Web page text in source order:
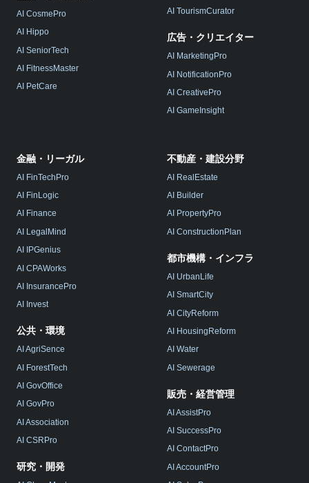
AI CosmePro
AI Hippo
AI SeniorTech
AI FitnessMaster
AI PetCare
AI TourismCurator
広告・クリエイター
AI MarketingPro
AI NotificationPro
AI CreativePro
AI GameInsight
金融・リーガル
AI FinTechPro
AI FinLogic
AI Finance
AI LegalMind
AI IPGenius
AI CPAWorks
AI InsurancePro
AI Invest
公共・環境
AI AgriSence
AI ForestTech
AI GovOffice
AI GovPro
AI Association
AI CSRPro
研究・開発
不動産・建設分野
AI RealEstate
AI Builder
AI PropertyPro
AI ConstructionPlan
都市機構・インフラ
AI UrbanLife
AI SmartCity
AI CityReform
AI HousingReform
AI Water
AI Sewerage
販売・経営管理
AI AssistPro
AI SuccessPro
AI ContactPro
AI AccountPro